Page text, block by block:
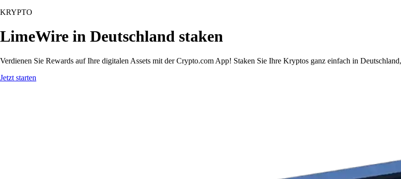
KRYPTO
LimeWire in Deutschland staken
Verdienen Sie Rewards auf Ihre digitalen Assets mit der Crypto.com App! Staken Sie Ihre Kryptos ganz einfach in
Jetzt starten